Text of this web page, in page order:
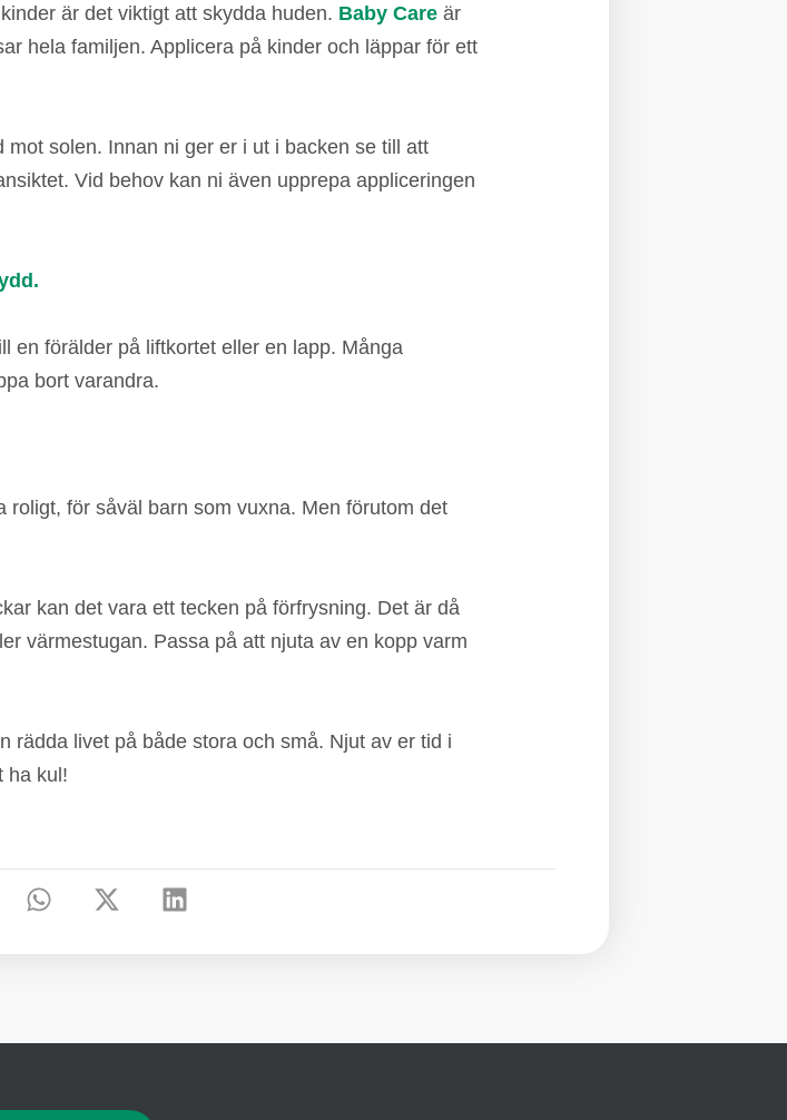
är det viktigt att skydda huden. Baby Care är
hela familjen. Applicera på kinder och läppar för ett
solen. Innan ni ger er i ut i backen se till att
Vid behov kan ni även upprepa appliceringen
en förälder på liftkortet eller en lapp. Många
bort varandra.
för såväl barn som vuxna. Men förutom det
kan det vara ett tecken på förfrysning. Det är då
värmestugan. Passa på att njuta av en kopp varm
rädda livet på både stora och små. Njut av er tid i
ha kul!